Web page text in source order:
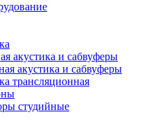
акустика и сабвуферы
акустика и сабвуферы
трансляционная
студийные